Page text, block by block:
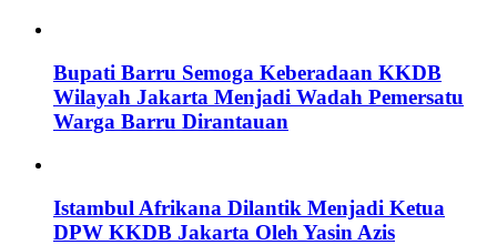
Bupati Barru Semoga Keberadaan KKDB
Wilayah Jakarta Menjadi Wadah Pemersatu
Warga Barru Dirantauan
Istambul Afrikana Dilantik Menjadi Ketua
DPW KKDB Jakarta Oleh Yasin Azis